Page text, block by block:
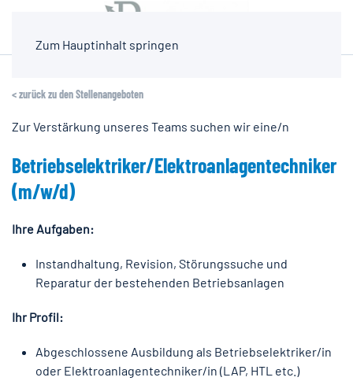
Zum Hauptinhalt springen
< zurück zu den Stellenangeboten
Zur Verstärkung unseres Teams suchen wir eine/n
Betriebselektriker/Elektroanlagentechniker
(m/w/d)
Ihre Aufgaben:
Instandhaltung, Revision, Störungssuche und
Reparatur der bestehenden Betriebsanlagen
Ihr Profil:
Abgeschlossene Ausbildung als Betriebselektriker/in
oder Elektroanlagentechniker/in (LAP, HTL etc.)